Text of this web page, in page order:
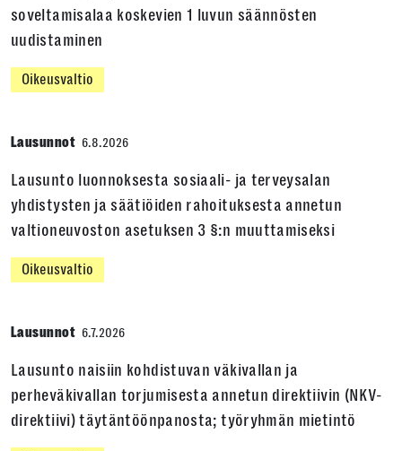
soveltamisalaa koskevien 1 luvun säännösten
uudistaminen
Oikeusvaltio
Lausunnot 6.8.2026
Lausunto luonnoksesta sosiaali- ja terveysalan
yhdistysten ja säätiöiden rahoituksesta annetun
valtioneuvoston asetuksen 3 §:n muuttamiseksi
Oikeusvaltio
Lausunnot 6.7.2026
Lausunto naisiin kohdistuvan väkivallan ja
perheväkivallan torjumisesta annetun direktiivin (NKV-
direktiivi) täytäntöönpanosta; työryhmän mietintö